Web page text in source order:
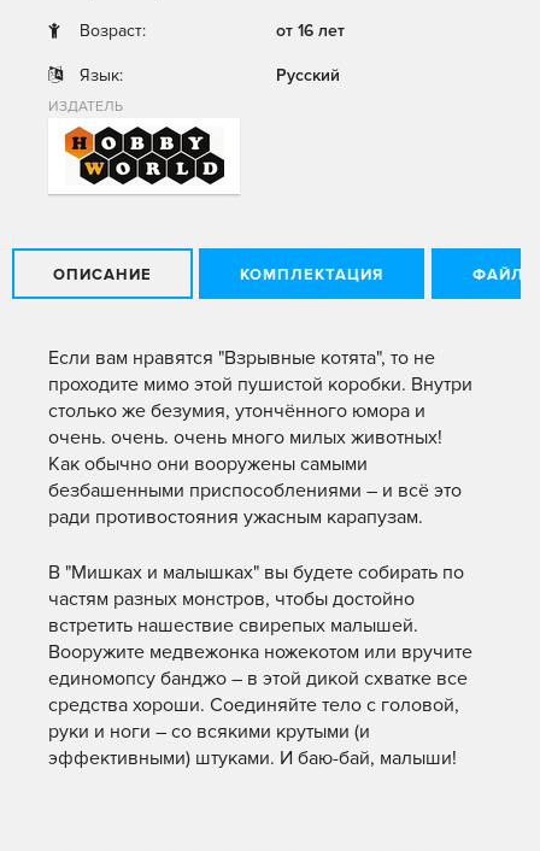
Возраст: от 16 лет
Язык: Русский
ИЗДАТЕЛЬ
ОПИСАНИЕ КОМПЛЕКТАЦИЯ ФАЙЛЫ
Если вам нравятся "Взрывные котята", то не
проходите мимо этой пушистой коробки. Внутри
столько же безумия, утончённого юмора и
очень. очень. очень много милых животных!
Как обычно они вооружены самыми
безбашенными приспособлениями – и всё это
ради противостояния ужасным карапузам.
В "Мишках и малышках" вы будете собирать по
частям разных монстров, чтобы достойно
встретить нашествие свирепых малышей.
Вооружите медвежонка ножекотом или вручите
единомопсу банджо – в этой дикой схватке все
средства хороши. Соединяйте тело с головой,
руки и ноги – со всякими крутыми (и
эффективными) штуками. И баю-бай, малыши!